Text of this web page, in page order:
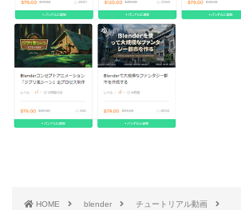
HOME blender
チュートリアル動画